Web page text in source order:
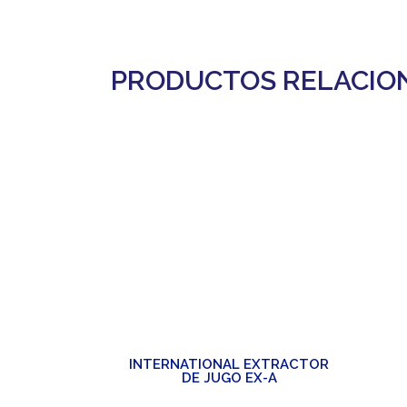
PRODUCTOS
INTERNATIONAL EXTRACTOR
DE JUGO EX-A